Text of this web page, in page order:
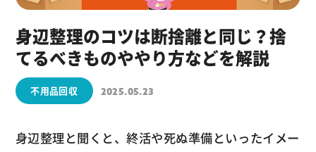
身辺整理のコツは断捨離と同じ？捨
てるべきものややり方などを解説
不用品回収 2025.05.23
身辺整理と聞くと、終活や死ぬ準備といったイメー